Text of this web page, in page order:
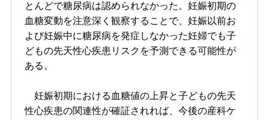
とんどで糖尿病は認められなかった。妊娠初期の
血糖変動を注意深く観察することで、妊娠以前お
よび妊娠中に糖尿病を発症しなかった妊婦でも子
どもの先天性心疾患リスクを予測できる可能性が
ある。
妊娠初期における血糖値の上昇と子どもの先天
性心疾患の関連性が確証されれば、今後の産科ケ